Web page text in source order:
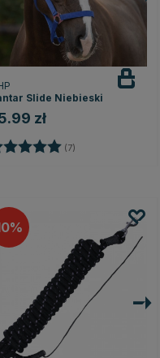
Slide Niebieski
zł
(7)